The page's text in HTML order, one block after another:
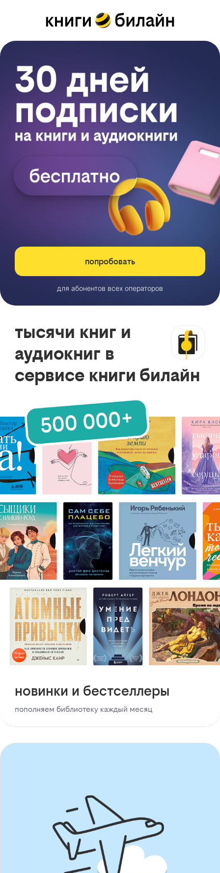
попробовать
для абонентов всех операторов
тысячи книг и
аудиокниг в
сервисе книги билайн
новинки и бестселлеры
пополняем библиотеку каждый месяц